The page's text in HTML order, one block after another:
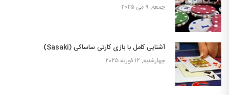
جمعه, ۹ می ۲۰۲۵
آشنایی کامل با بازی کارتی ساساکی (Sasaki)
چهارشنبه, ۱۲ فوریه ۲۰۲۵